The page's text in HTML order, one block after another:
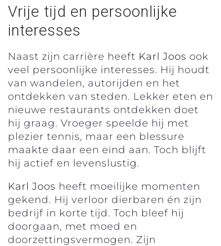
Vrije tijd en persoonlijke
interesses
Naast zijn carrière heeft Karl Joos ook
veel persoonlijke interesses. Hij houdt
van wandelen, autorijden en het
ontdekken van steden. Lekker eten en
nieuwe restaurants ontdekken doet
hij graag. Vroeger speelde hij met
plezier tennis, maar een blessure
maakte daar een eind aan. Toch blijft
hij actief en levenslustig.
Karl Joos heeft moeilijke momenten
gekend. Hij verloor dierbaren én zijn
bedrijf in korte tijd. Toch bleef hij
doorgaan, met moed en
doorzettingsvermogen. Zijn